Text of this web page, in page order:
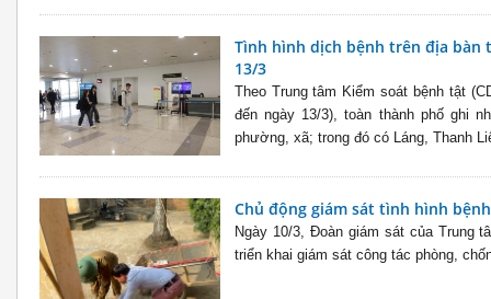
Tình hình dịch bệnh trên địa bàn
13/3
Theo Trung tâm Kiểm soát bệnh tật
đến ngày 13/3), toàn thành phố ghi
phường, xã; trong đó có Láng, Thanh
Chủ động giám sát tình hình
Ngày 10/3, Đoàn giám sát của Trung
triển khai giám sát công tác phòng,